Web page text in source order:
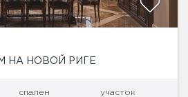
НА НОВОЙ РИГЕ
спален участок